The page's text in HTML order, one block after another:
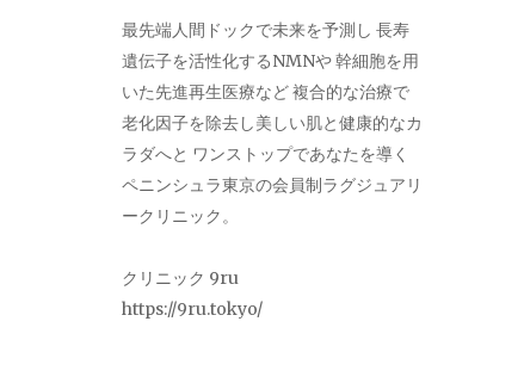
最先端人間ドックで未来を予測し 長寿
遺伝子を活性化するNMNや 幹細胞を用
いた先進再生医療など 複合的な治療で
老化因子を除去し美しい肌と健康的なカ
ラダへと ワンストップであなたを導く
ペニンシュラ東京の会員制ラグジュアリ
ークリニック。
クリニック 9ru
https://9ru.tokyo/